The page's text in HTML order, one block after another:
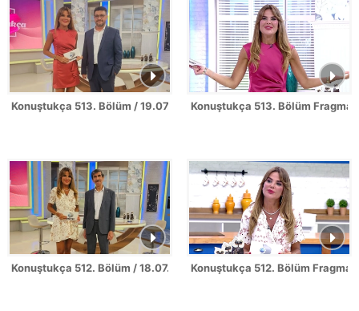
Konuştukça 513. Bölüm / 19.07.2026Konuştukça 513. Bölüm
Konuştukça 512. Bölüm / 18.07.2026Konuştukça 512. Bölüm